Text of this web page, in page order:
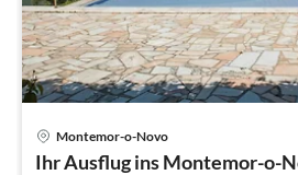
Montemor-o-Novo
Ihr Ausflug ins Montemor-o-